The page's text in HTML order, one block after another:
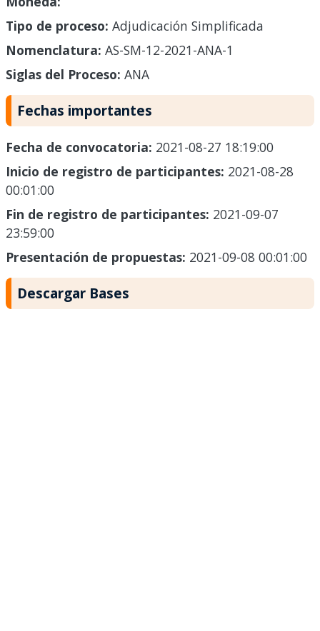
Tipo de proceso: Adjudicación Simplificada
Nomenclatura: AS-SM-12-2021-ANA-1
Siglas del Proceso: ANA
Fechas importantes
Fecha de convocatoria: 2021-08-27 18:19:00
Inicio de registro de participantes: 2021-08-28
00:01:00
Fin de registro de participantes: 2021-09-07
23:59:00
Presentación de propuestas: 2021-09-08 00:01:00
Descargar Bases